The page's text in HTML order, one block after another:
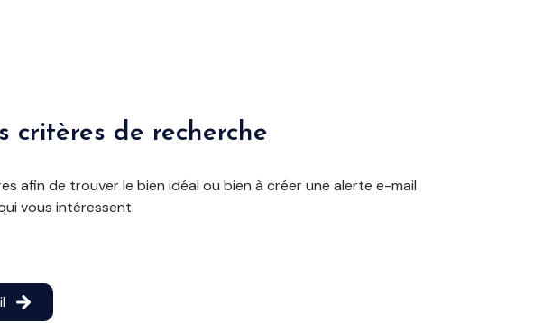
critères de recherche
afin de trouver le bien idéal ou bien à créer une alerte e-mail
vous intéressent.